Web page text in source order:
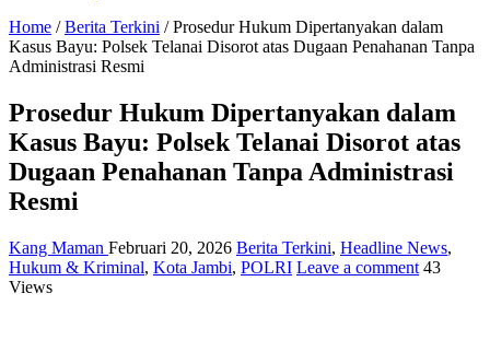
Home / Berita Terkini / Prosedur Hukum Dipertanyakan dalam
Kasus Bayu: Polsek Telanai Disorot atas Dugaan Penahanan Tanpa
Administrasi Resmi
Prosedur Hukum Dipertanyakan dalam
Kasus Bayu: Polsek Telanai Disorot atas
Dugaan Penahanan Tanpa Administrasi
Resmi
Kang Maman Februari 20, 2026 Berita Terkini, Headline News,
Hukum & Kriminal, Kota Jambi, POLRI Leave a comment 43
Views